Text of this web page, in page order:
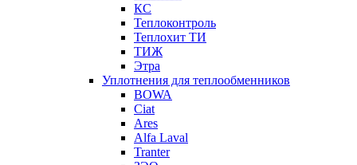
КС
Теплоконтроль
Теплохит ТИ
ТИЖ
Этра
Уплотнения для теплообменников
BOWA
Ciat
Ares
Alfa Laval
Tranter